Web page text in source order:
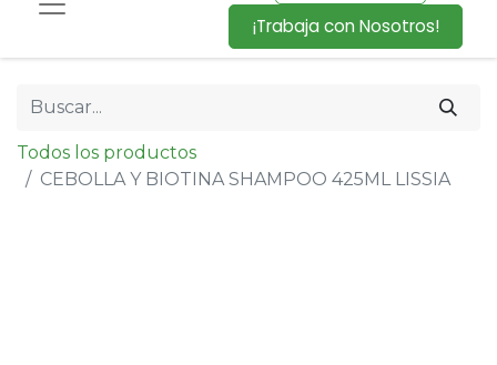
¡Trabaja con Nosotros!
Todos los productos
CEBOLLA Y BIOTINA SHAMPOO 425ML LISSIA